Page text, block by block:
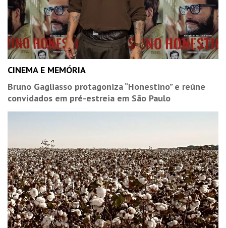
CINEMA E MEMÓRIA
Bruno Gagliasso protagoniza “Honestino” e reúne
convidados em pré-estreia em São Paulo